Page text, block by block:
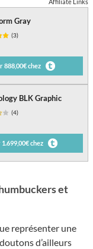
Affiliate Links
Gray
(3)
888,00€ chez
BLK Graphic
(4)
chez
et
représenter une
d’ailleurs